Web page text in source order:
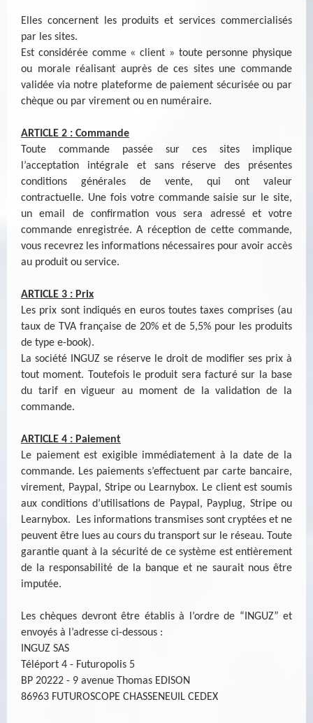
Elles concernent les produits et services commercialisés
par les sites.
Est considérée comme « client » toute personne physique
ou morale réalisant auprès de ces sites une commande
validée via notre plateforme de paiement sécurisée ou par
chèque ou par virement ou en numéraire.
ARTICLE 2 : Commande
Toute commande passée sur ces sites implique
l’acceptation intégrale et sans réserve des présentes
conditions générales de vente, qui ont valeur
contractuelle. Une fois votre commande saisie sur le site,
un email de confirmation vous sera adressé et votre
commande enregistrée. A réception de cette commande,
vous recevrez les informations nécessaires pour avoir accès
au produit ou service.
ARTICLE 3 : Prix
Les prix sont indiqués en euros toutes taxes comprises (au
taux de TVA française de 20% et de 5,5% pour les produits
de type e-book).
La société INGUZ se réserve le droit de modifier ses prix à
tout moment. Toutefois le produit sera facturé sur la base
du tarif en vigueur au moment de la validation de la
commande.
ARTICLE 4 : Paiement
Le paiement est exigible immédiatement à la date de la
commande. Les paiements s’effectuent par carte bancaire,
virement, Paypal, Stripe ou Learnybox. Le client est soumis
aux conditions d’utilisations de Paypal, Payplug, Stripe ou
Learnybox. Les informations transmises sont cryptées et ne
peuvent être lues au cours du transport sur le réseau. Toute
garantie quant à la sécurité de ce système est entièrement
de la responsabilité de la banque et ne saurait nous être
imputée.
Les chèques devront être établis à l’ordre de “INGUZ” et
envoyés à l’adresse ci-dessous :
INGUZ SAS
Téléport 4 - Futuropolis 5
BP 20222 - 9 avenue Thomas EDISON
86963 FUTUROSCOPE CHASSENEUIL CEDEX